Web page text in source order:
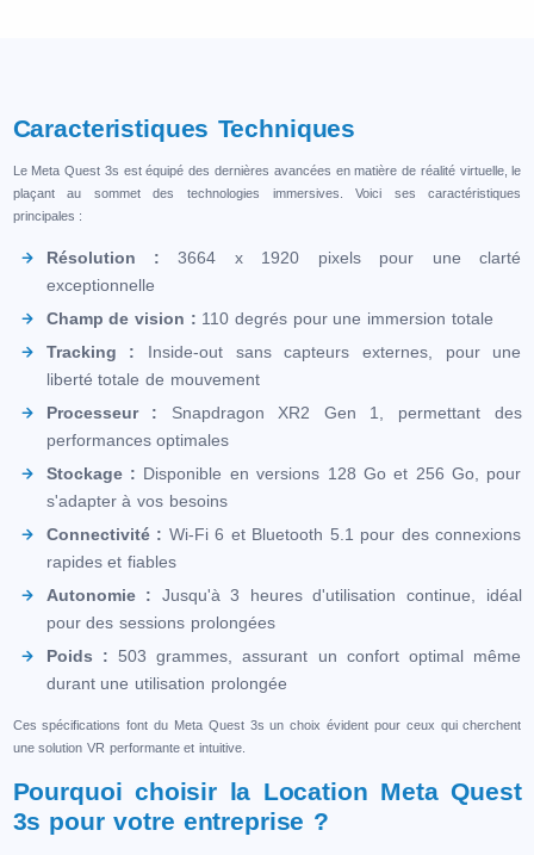
Caracteristiques Techniques
Le Meta Quest 3s est équipé des dernières avancées en matière de réalité virtuelle, le
plaçant au sommet des technologies immersives. Voici ses caractéristiques
principales :
Résolution : 3664 x 1920 pixels pour une clarté
exceptionnelle
Champ de vision : 110 degrés pour une immersion totale
Tracking : Inside-out sans capteurs externes, pour une
liberté totale de mouvement
Processeur : Snapdragon XR2 Gen 1, permettant des
performances optimales
Stockage : Disponible en versions 128 Go et 256 Go, pour
s'adapter à vos besoins
Connectivité : Wi-Fi 6 et Bluetooth 5.1 pour des connexions
rapides et fiables
Autonomie : Jusqu'à 3 heures d'utilisation continue, idéal
pour des sessions prolongées
Poids : 503 grammes, assurant un confort optimal même
durant une utilisation prolongée
Ces spécifications font du Meta Quest 3s un choix évident pour ceux qui cherchent
une solution VR performante et intuitive.
Pourquoi choisir la Location Meta Quest
3s pour votre entreprise ?